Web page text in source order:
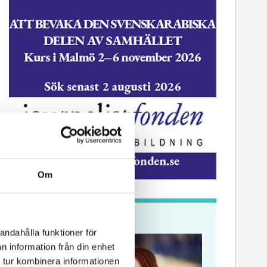
Om
funktioner för
information från din enhet
kombinera informationen